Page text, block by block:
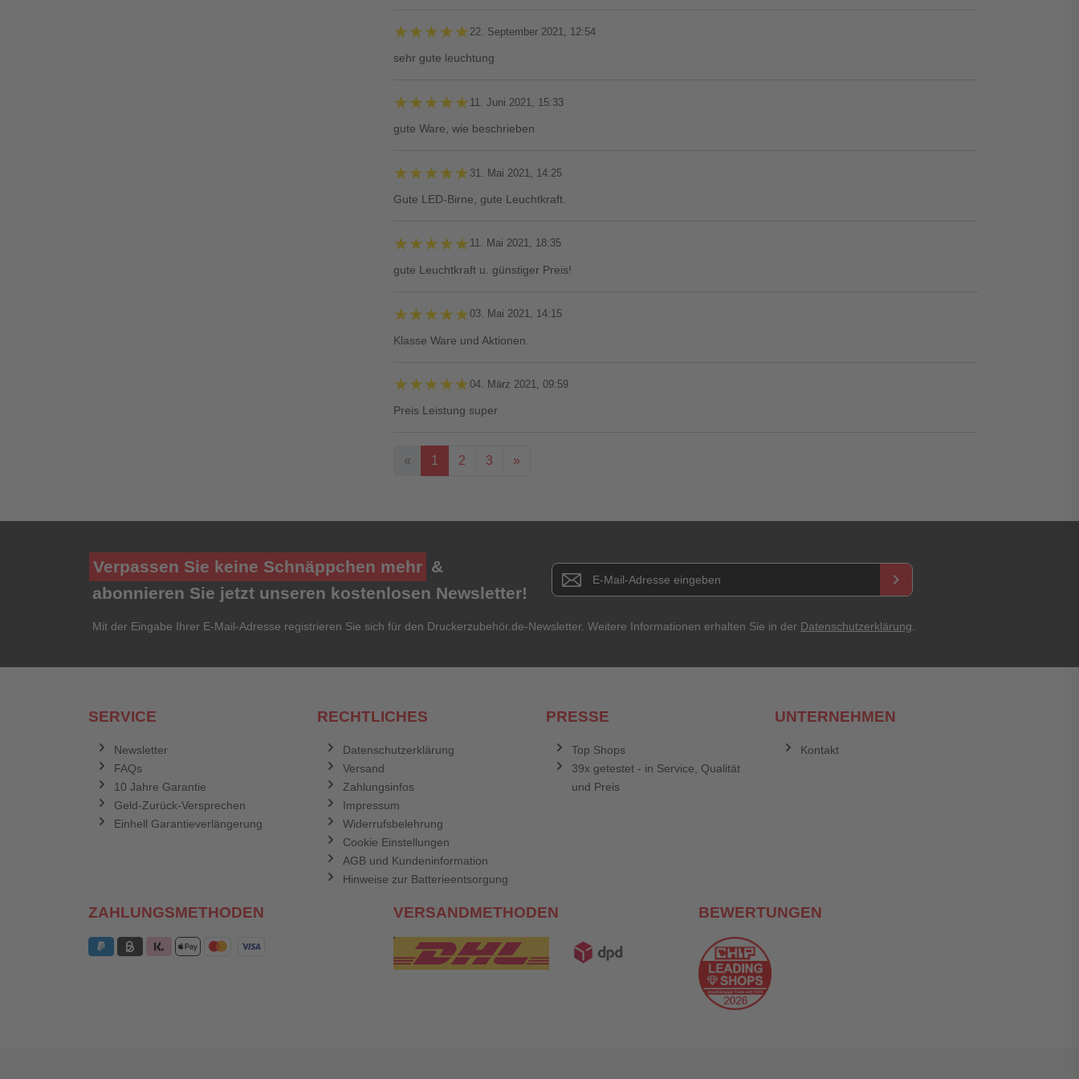
★★★★★
★★★★★ 22. September 2021, 12:54
sehr gute leuchtung
★★★★★
★★★★★ 11. Juni 2021, 15:33
gute Ware, wie beschrieben
★★★★★
★★★★★ 31. Mai 2021, 14:25
Gute LED-Birne, gute Leuchtkraft.
★★★★★
★★★★★ 11. Mai 2021, 18:35
gute Leuchtkraft u. günstiger Preis!
★★★★★
★★★★★03. Mai 2021, 14:15
Klasse Ware und Aktionen.
★★★★★
★★★★★04. März 2021, 09:59
Preis Leistung super
« 1 2 3 »
★★★
Titel**
E-Mail-Adresse Ihr Passwort
Verpassen Sie keine Schnäppchen mehr &
abonnieren Sie jetzt unseren kostenlosen Newsletter!
Newsletter E-Mail Adresse keyboard_arrow_right
Mit der Eingabe Ihrer E-Mail-Adresse registrieren Sie sich für den Druckerzubehör.de-Newsletter. Weitere Informationen erhalten Sie in der Datenschutzerklärung.
SERVICE
Newsletter
FAQs
10 Jahre Garantie
Geld-Zurück-Versprechen
Einhell Garantieverlängerung
RECHTLICHES
Datenschutzerklärung
Versand
Zahlungsinfos
Impressum
Widerrufsbelehrung
Cookie Einstellungen
AGB und Kundeninformation
Hinweise zur Batterieentsorgung
PRESSE
Top Shops
39x getestet - in Service, Qualität
und Preis
UNTERNEHMEN
Kontakt
ZAHLUNGSMETHODEN VERSANDMETHODEN BEWERTUNGEN